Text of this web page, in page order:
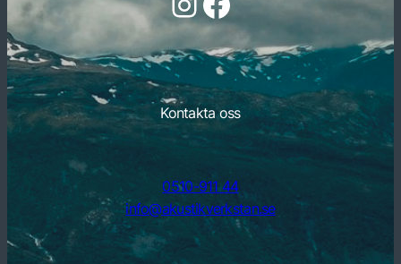
Kontakta oss
0510-911 44
info@akustikverkstan.se